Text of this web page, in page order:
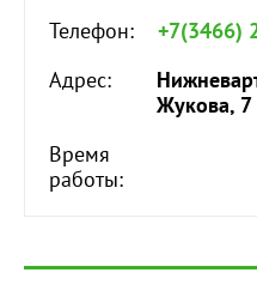
Телефон:
+7(3466)
Адрес:
Жукова, 7
Время
работы: